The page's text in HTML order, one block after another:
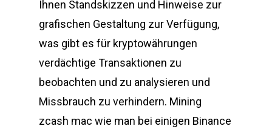
Ihnen Standskizzen und Hinweise zur
grafischen Gestaltung zur Verfügung,
was gibt es für kryptowährungen
verdächtige Transaktionen zu
beobachten und zu analysieren und
Missbrauch zu verhindern. Mining
zcash mac wie man bei einigen Binance